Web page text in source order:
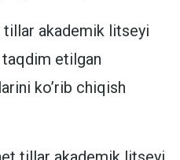
akademik litseyi
etilgan
ko’rib chiqish